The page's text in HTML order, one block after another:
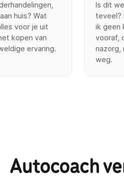
huis? Wat
voor je uit
kopen van
ervaring.
Is dit
teveel?
ik geen
vooraf,
nazorg,
weg.
Autocoach